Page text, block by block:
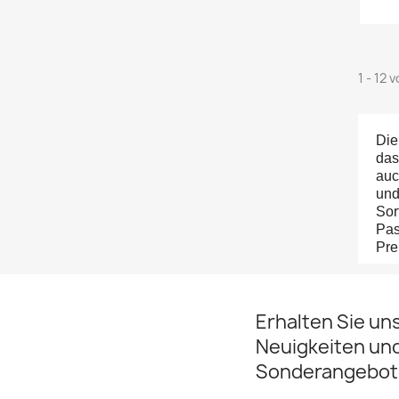
1 - 12
Erhalten Sie
Neuigkeiten